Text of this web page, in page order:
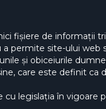
fișiere de informații
permite site-ului web
și obiceiurile
care este definit ca
legislația în vigoare